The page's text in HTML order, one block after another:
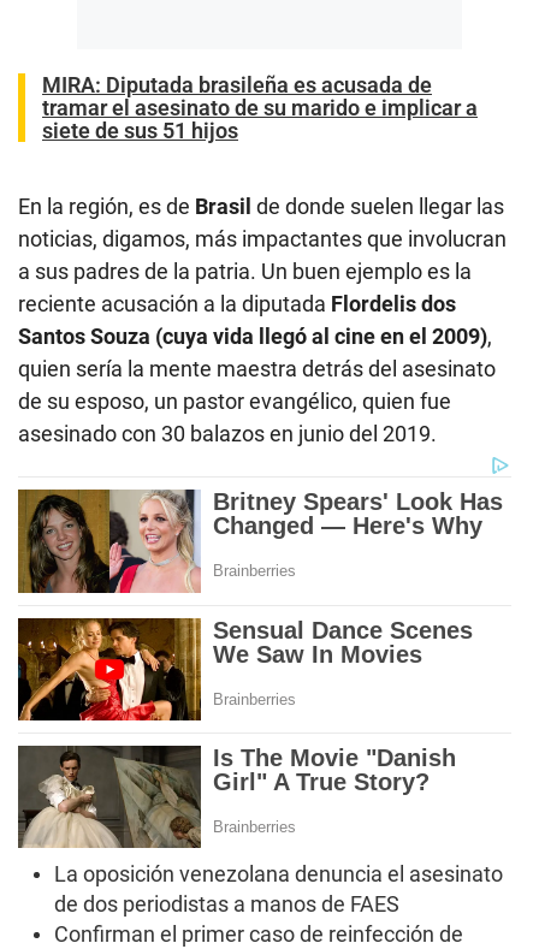
MIRA: Diputada brasileña es acusada de
tramar el asesinato de su marido e implicar a
siete de sus 51 hijos
En la región, es de Brasil de donde suelen llegar las
noticias, digamos, más impactantes que involucran
a sus padres de la patria. Un buen ejemplo es la
reciente acusación a la diputada Flordelis dos
Santos Souza (cuya vida llegó al cine en el 2009),
quien sería la mente maestra detrás del asesinato
de su esposo, un pastor evangélico, quien fue
asesinado con 30 balazos en junio del 2019.
La oposición venezolana denuncia el asesinato
de dos periodistas a manos de FAES
Confirman el primer caso de reinfección de